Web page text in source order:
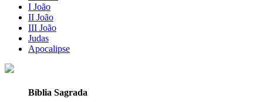
I João
II João
III João
Judas
Apocalipse
Bíblia Sagrada